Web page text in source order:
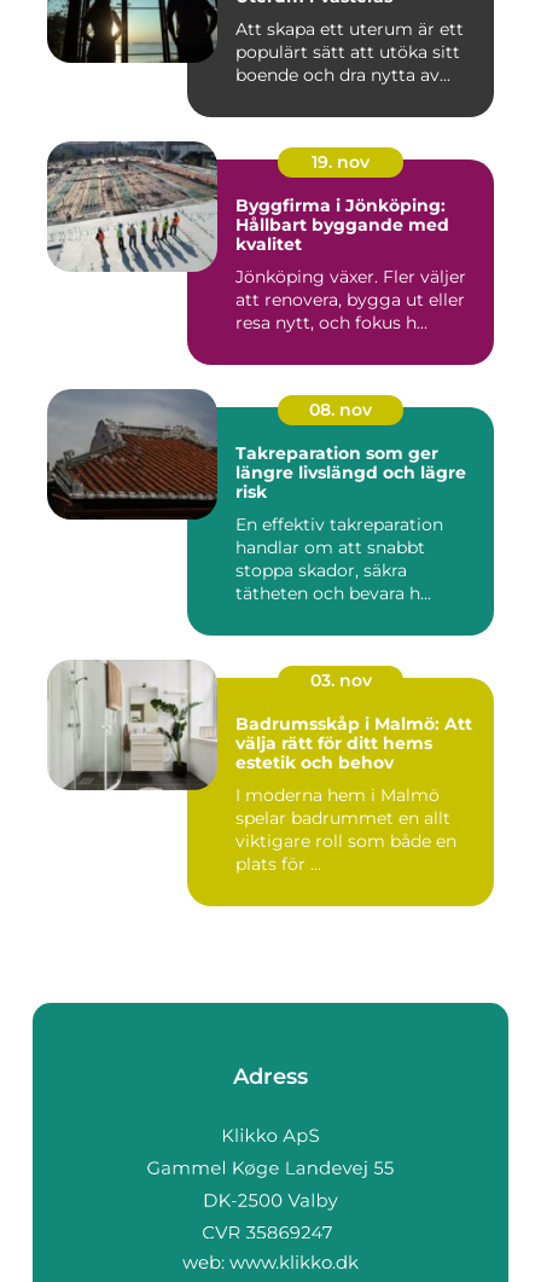
Att skapa ett uterum är ett
populärt sätt att utöka sitt
boende och dra nytta av...
19. nov
Byggfirma i Jönköping:
Hållbart byggande med
kvalitet
Jönköping växer. Fler väljer
att renovera, bygga ut eller
resa nytt, och fokus h...
08. nov
Takreparation som ger
längre livslängd och lägre
risk
En effektiv takreparation
handlar om att snabbt
stoppa skador, säkra
tätheten och bevara h...
03. nov
Badrumsskåp i Malmö: Att
välja rätt för ditt hems
estetik och behov
I moderna hem i Malmö
spelar badrummet en allt
viktigare roll som både en
plats för ...
Adress
web: www.klikko.dk